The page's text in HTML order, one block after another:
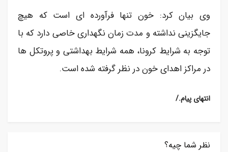
وی بیان کرد: خون تنها فرآورده ای است که هیچ
جایگزینی نداشته و مدت زمان نگهداری خاصی دارد که با
توجه به شرایط کرونا، همه شرایط بهداشتی و پروتکل ها
در مراکز اهدای خون در نظر گرفته شده است.
/.انتهای پیام
نظر شما چیه؟